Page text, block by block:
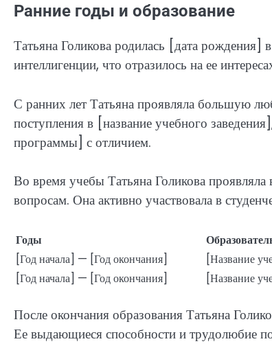
Ранние годы и образование
Татьяна Голикова родилась [дата
интеллигенции, что отразилось на ее
С ранних лет Татьяна проявляла большую
поступления в [название учебного
программы] с отличием.
Во время учебы Татьяна Голикова
вопросам. Она активно участвовала в
Годы
[Год начала] — [Год окончания]
[Название
[Год начала] — [Год окончания]
[Название
После окончания образования Татьяна
Ее выдающиеся способности и трудолюбие